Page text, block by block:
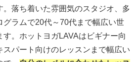
。落ち着いた雰囲気のスタジオ、多
グラムで20代～70代まで幅広い世
。ホットヨガLAVAはビギナー向
スパート向けのレッスンまで幅広い